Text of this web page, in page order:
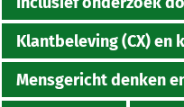
Klantbeleving (CX) en
Mensgericht denken